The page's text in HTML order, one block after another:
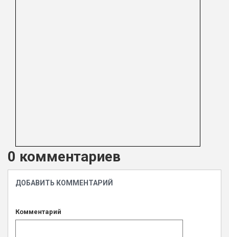
0 комментариев
ДОБАВИТЬ КОММЕНТАРИЙ
Комментарий